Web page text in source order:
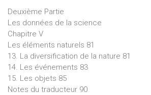
Deuxième Partie
Les données de la science
Chapitre V
Les éléments naturels 81
13. La diversification de la nature 81
14. Les événements 83
15. Les objets 85
Notes du traducteur 90